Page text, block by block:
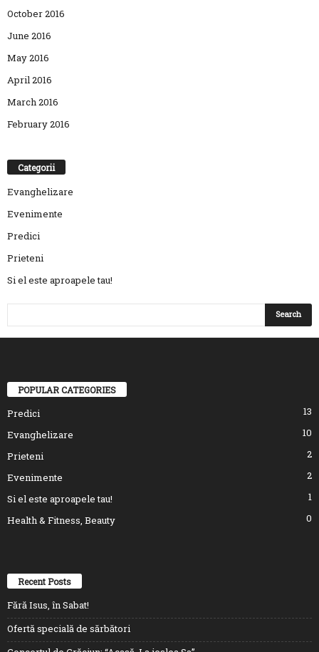
October 2016
June 2016
May 2016
April 2016
March 2016
February 2016
Categorii
Evanghelizare
Evenimente
Predici
Prieteni
Si el este aproapele tau!
POPULAR CATEGORIES
Predici
13
Evanghelizare
10
Prieteni
2
Evenimente
2
Si el este aproapele tau!
1
Health & Fitness, Beauty
0
Recent Posts
Fără Isus, în Sabat!
Ofertă specială de sărbători